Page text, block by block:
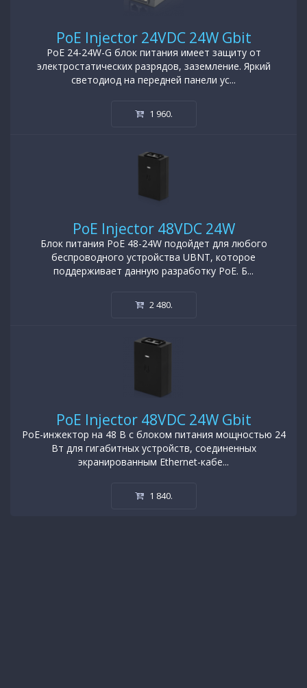
PoE Injector 24VDC 24W Gbit
PoE 24-24W-G блок питания имеет защиту от
электростатических разрядов, заземление. Яркий
светодиод на передней панели ус...
1 960.
PoE Injector 48VDC 24W
Блок питания PoE 48-24W подойдет для любого
беспроводного устройства UBNT, которое
поддерживает данную разработку PoE. Б...
2 480.
PoE Injector 48VDC 24W Gbit
PoE-инжектор на 48 В с блоком питания мощностью 24
Вт для гигабитных устройств, соединенных
экранированным Ethernet-кабе...
1 840.